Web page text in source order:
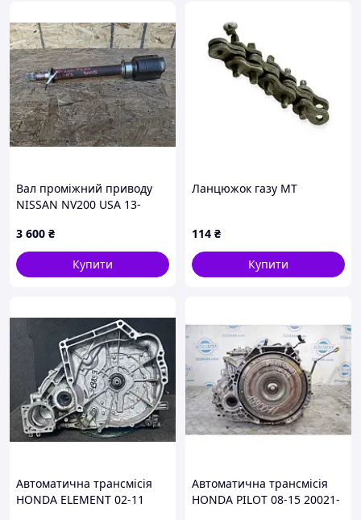
Вал проміжний приводу
NISSAN NV200 USA 13-
3 600 ₴
Купити
Ланцюжок газу МТ
114 ₴
Купити
Автоматична трансмісія
HONDA ELEMENT 02-11
Автоматична трансмісія
HONDA PILOT 08-15 20021-